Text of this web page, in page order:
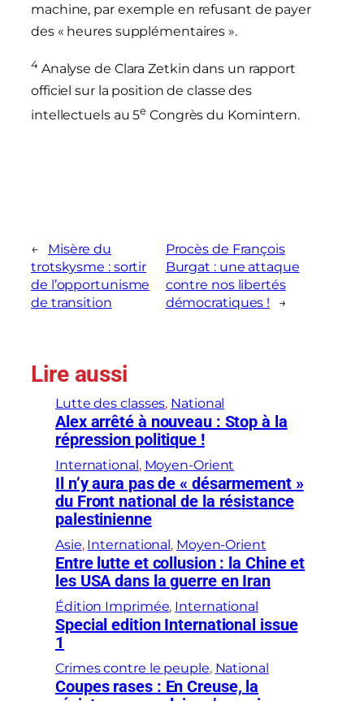
machine, par exemple en refusant de payer
des « heures supplémentaires ».
4Analyse de Clara Zetkin dans un rapport
officiel sur la position de classe des
intellectuels au 5e Congrès du Komintern.
←
Misère du
trotskysme : sortir
de l’opportunisme
de transition
Procès de François
Burgat : une attaque
contre nos libertés
démocratiques !
→
Lire aussi
Lutte des classes, National
Alex arrêté à nouveau : Stop à la
répression politique !
International, Moyen-Orient
Il n’y aura pas de « désarmement »
du Front national de la résistance
palestinienne
Asie, International, Moyen-Orient
Entre lutte et collusion : la Chine et
les USA dans la guerre en Iran
Édition Imprimée, International
Special edition International issue
1
Crimes contre le peuple, National
Coupes rases : En Creuse, la